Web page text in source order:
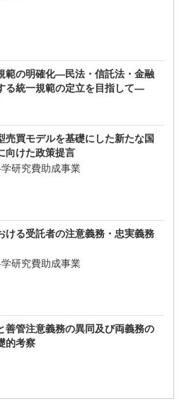
範の明確化―民法・信託法・金融
る統一規範の定立を目指して―
売買モデルを基礎にした新たな国
向けた政策提言
研究費助成事業
ける受託者の注意義務・忠実義務
研究費助成事業
善管注意義務の異同及び両義務の
的考察